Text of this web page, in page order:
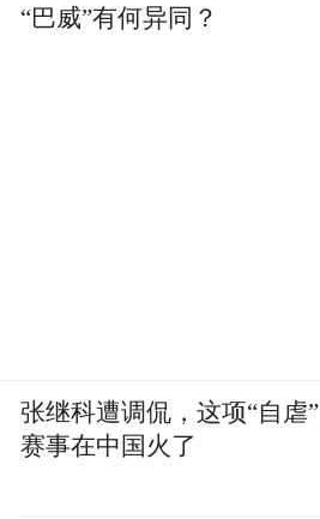
“巴威”有何异同？
张继科遭调侃，这项“自虐”
赛事在中国火了